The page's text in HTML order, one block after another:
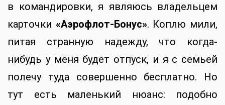
в командировки, я являюсь владельцем
карточки «Аэрофлот-Бонус». Коплю мили,
питая странную надежду, что когда-
нибудь у меня будет отпуск, и я с семьей
полечу туда совершенно бесплатно. Но
тут есть маленький нюанс: подобно